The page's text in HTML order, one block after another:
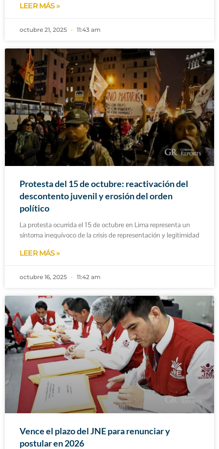
LEER MÁS »
octubre 21, 2025 11:43 am
Protesta del 15 de octubre: reactivación del
descontento juvenil y erosión del orden
político
La protesta ocurrida el 15 de octubre en Lima representa un
síntoma inequívoco de la crisis de representación y legitimidad
LEER MÁS »
octubre 16, 2025 11:42 am
Vence el plazo del JNE para renunciar y
postular en 2026